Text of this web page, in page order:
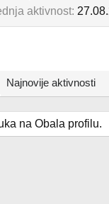
aktivnost
Najnovije aktivnosti
na Obala profilu.